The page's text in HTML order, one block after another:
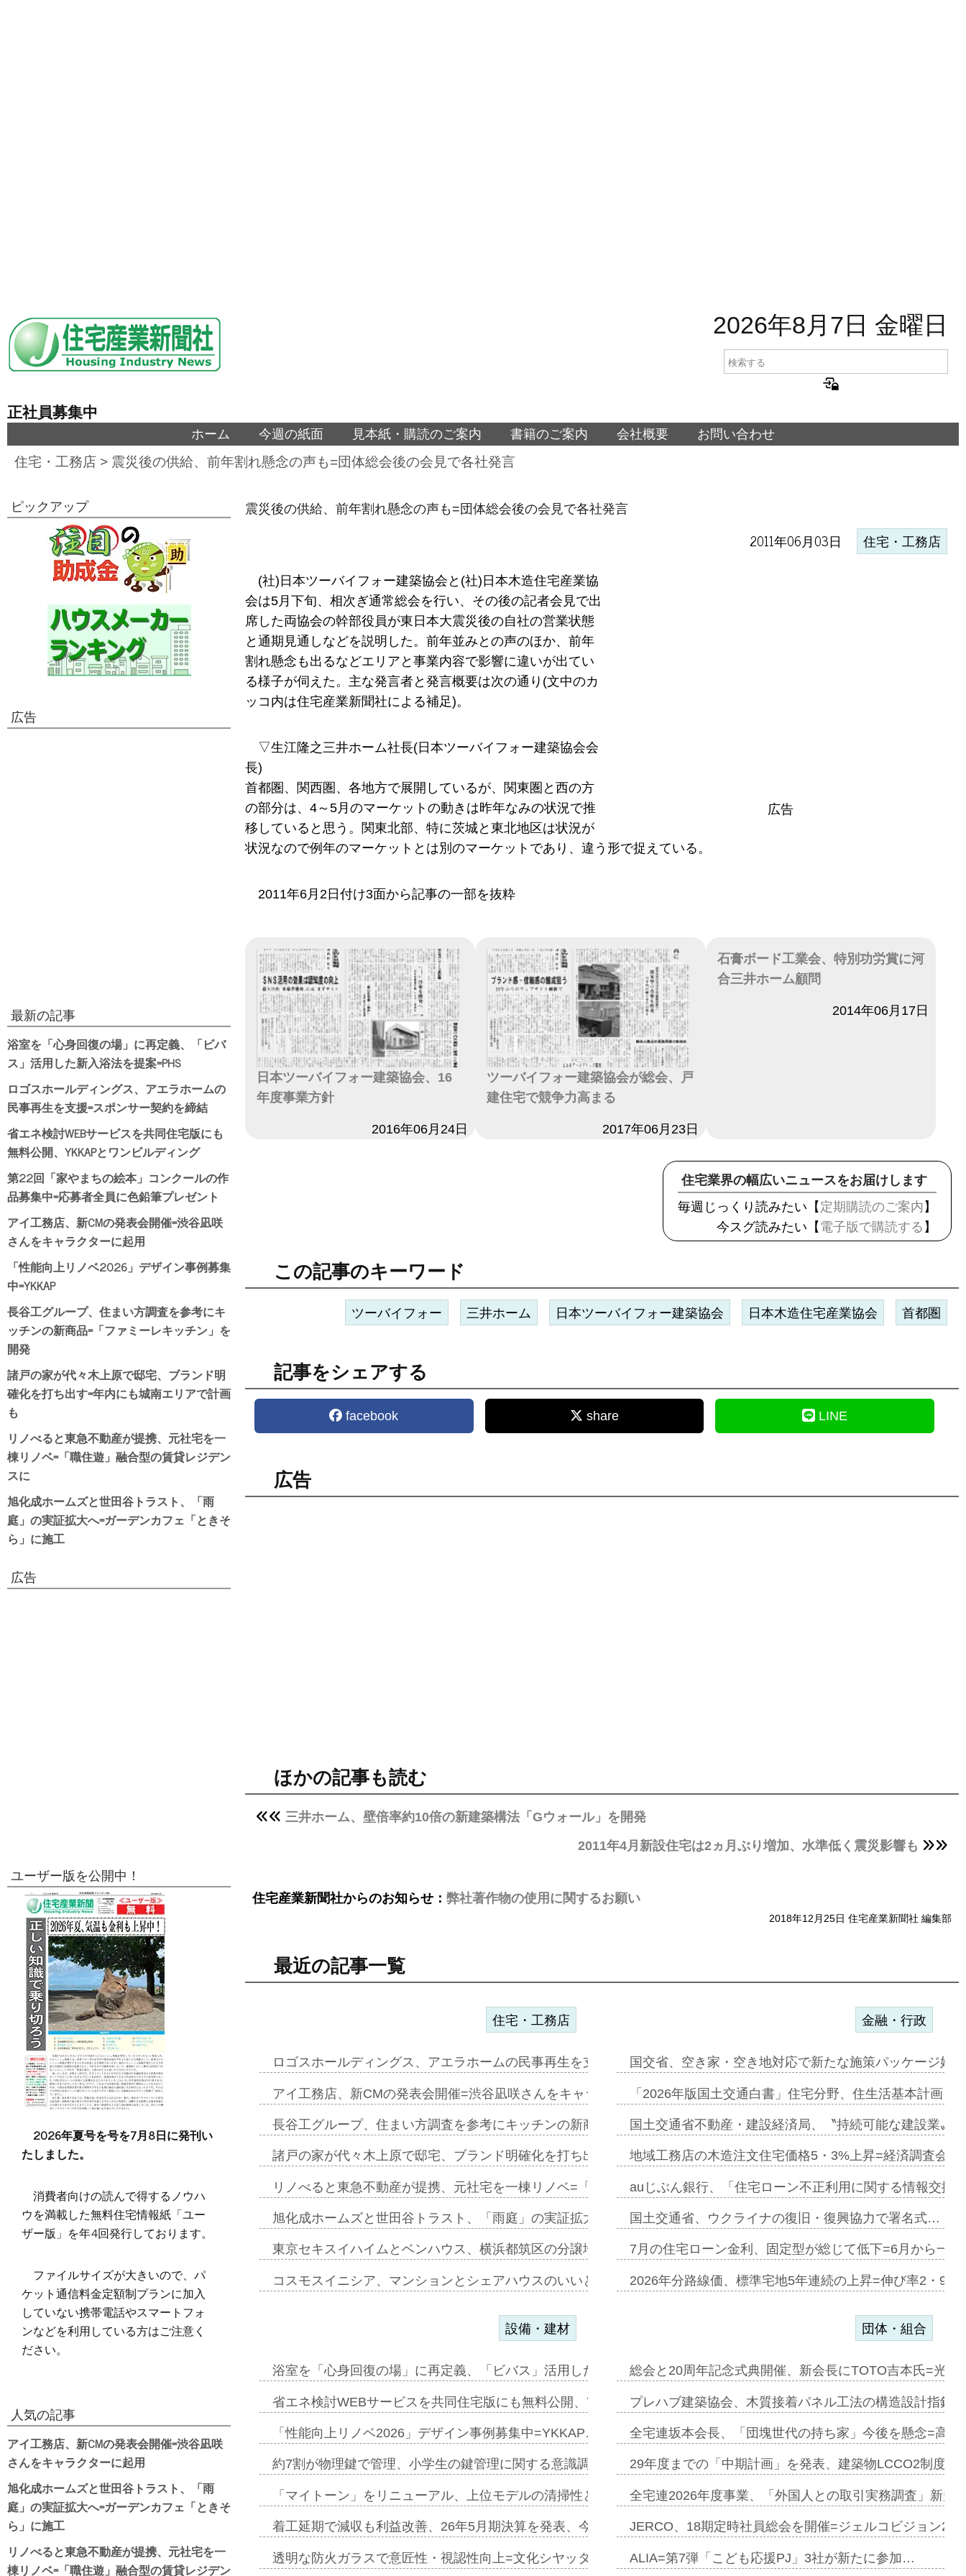
2026年8月7日 金曜日
正社員募集中
ホーム 今週の紙面 見本紙・購読のご案内 書籍のご案内 会社概要 お問い合わせ
住宅・工務店 > 震災後の供給、前年割れ懸念の声も=団体総会後の会見で各社発言
震災後の供給、前年割れ懸念の声も=団体総会後の会見で各社発言
2011年06月03日 住宅・工務店
広告
(社)日本ツーバイフォー建築協会と(社)日本木造住宅産業協
会は5月下旬、相次ぎ通常総会を行い、その後の記者会見で出
席した両協会の幹部役員が東日本大震災後の自社の営業状態
と通期見通しなどを説明した。前年並みとの声のほか、前年
割れ懸念も出るなどエリアと事業内容で影響に違いが出てい
る様子が伺えた。主な発言者と発言概要は次の通り(文中のカ
ッコ内は住宅産業新聞社による補足)。
▽生江隆之三井ホーム社長(日本ツーバイフォー建築協会会
長)
首都圏、関西圏、各地方で展開しているが、関東圏と西の方
の部分は、4～5月のマーケットの動きは昨年なみの状況で推
移していると思う。関東北部、特に茨城と東北地区は状況が
状況なので例年のマーケットとは別のマーケットであり、違う形で捉えている。
2011年6月2日付け3面から記事の一部を抜粋
日本ツーバイフォー建築協会、16
年度事業方針
2016年06月24日
ツーバイフォー建築協会が総会、戸
建住宅で競争力高まる
2017年06月23日
石膏ボード工業会、特別功労賞に河
合三井ホーム顧問
2014年06月17日
住宅業界の幅広いニュースをお届けします
毎週じっくり読みたい【 定期購読のご案内 】
今スグ読みたい【 電子版で購読する 】
この記事のキーワード
ツーバイフォー 三井ホーム 日本ツーバイフォー建築協会 日本木造住宅産業協会 首都圏
記事をシェアする
facebook share LINE
広告
ほかの記事も読む
三井ホーム、壁倍率約10倍の新建築構法「Gウォール」を開発
2011年4月新設住宅は2ヵ月ぶり増加、水準低く震災影響も
住宅産業新聞社からのお知らせ： 弊社著作物の使用に関するお願い
2018年12月25日 住宅産業新聞社 編集部
最近の記事一覧
住宅・工務店
ロゴスホールディングス、アエラホームの民事再生を支援=スポンサー契約…
アイ工務店、新CMの発表会開催=渋谷凪咲さんをキャラクターに起用…
長谷工グループ、住まい方調査を参考にキッチンの新商品=「ファミーレキ…
諸戸の家が代々木上原で邸宅、ブランド明確化を打ち出す=年内にも城南エ…
リノべると東急不動産が提携、元社宅を一棟リノベ=「職住遊」融合型の賃…
旭化成ホームズと世田谷トラスト、「雨庭」の実証拡大へ=ガーデンカフェ…
東京セキスイハイムとベンハウス、横浜都筑区の分譲地開発で初協業=お互…
コスモスイニシア、マンションとシェアハウスのいいとこどりのコリビング…
金融・行政
国交省、空き家・空き地対応で新たな施策パッケージ始
「2026年版国土交通白書」住宅分野、住生活基本計画
国土交通省不動産・建設経済局、〝持続可能な建設業〟
地域工務店の木造注文住宅価格5・3%上昇=経済調査会
auじぶん銀行、「住宅ローン不正利用に関する情報交換
国土交通省、ウクライナの復旧・復興協力で署名式…
7月の住宅ローン金利、固定型が総じて低下=6月から一
2026年分路線価、標準宅地5年連続の上昇=伸び率2・
設備・建材
浴室を「心身回復の場」に再定義、「ビバス」活用した新入浴法を提案=P…
省エネ検討WEBサービスを共同住宅版にも無料公開、YKKAPとワンビ…
「性能向上リノベ2026」デザイン事例募集中=YKKAP…
約7割が物理鍵で管理、小学生の鍵管理に関する意識調査=Nature…
「マイトーン」をリニューアル、上位モデルの清掃性と安全性追加=リンナ…
着工延期で減収も利益改善、26年5月期決算を発表、今期は増収見込む=…
透明な防火ガラスで意匠性・視認性向上=文化シヤッター…
団体・組合
総会と20周年記念式典開催、新会長にTOTO吉本氏=光
プレハブ建築協会、木質接着パネル工法の構造設計指針
全宅連坂本会長、「団塊世代の持ち家」今後を懸念=高
29年度までの「中期計画」を発表、建築物LCCO2制度
全宅連2026年度事業、「外国人との取引実務調査」新規
JERCO、18期定時社員総会を開催=ジェルコビジョン
ALIA=第7弾「こども応援PJ」3社が新たに参加…
ピックアップ
広告
最新の記事
浴室を「心身回復の場」に再定義、「ビバ
ス」活用した新入浴法を提案=PHS
ロゴスホールディングス、アエラホームの
民事再生を支援=スポンサー契約を締結
省エネ検討WEBサービスを共同住宅版にも
無料公開、YKKAPとワンビルディング
第22回「家やまちの絵本」コンクールの作
品募集中=応募者全員に色鉛筆プレゼント
アイ工務店、新CMの発表会開催=渋谷凪咲
さんをキャラクターに起用
「性能向上リノベ2026」デザイン事例募集
中=YKKAP
長谷工グループ、住まい方調査を参考にキ
ッチンの新商品=「ファミーレキッチン」を
開発
諸戸の家が代々木上原で邸宅、ブランド明
確化を打ち出す=年内にも城南エリアで計画
も
リノべると東急不動産が提携、元社宅を一
棟リノベ=「職住遊」融合型の賃貸レジデン
スに
旭化成ホームズと世田谷トラスト、「雨
庭」の実証拡大へ=ガーデンカフェ「ときそ
ら」に施工
広告
ユーザー版を公開中！
2026年夏号を号を7月8日に発刊い
たしました。
消費者向けの読んで得するノウハ
ウを満載した無料住宅情報紙「ユー
ザー版」を年4回発行しております。
ファイルサイズが大きいので、パ
ケット通信料金定額制プランに加入
していない携帯電話やスマートフォ
ンなどを利用している方はご注意く
ださい。
人気の記事
アイ工務店、新CMの発表会開催=渋谷凪咲
さんをキャラクターに起用
旭化成ホームズと世田谷トラスト、「雨
庭」の実証拡大へ=ガーデンカフェ「ときそ
ら」に施工
リノべると東急不動産が提携、元社宅を一
棟リノベ=「職住遊」融合型の賃貸レジデン